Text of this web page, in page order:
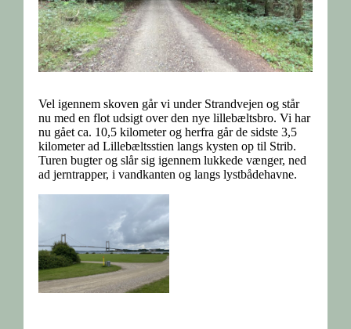
Vel igennem skoven går vi under Strandvejen og står
nu med en flot udsigt over den nye lillebæltsbro. Vi har
nu gået ca. 10,5 kilometer og herfra går de sidste 3,5
kilometer ad Lillebæltsstien langs kysten op til Strib.
Turen bugter og slår sig igennem lukkede vænger, ned
ad jerntrapper, i vandkanten og langs lystbådehavne.